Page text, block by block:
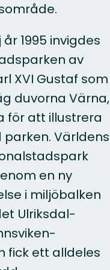
år 1995 invigdes
av
XVI Gustaf som
duvorna Värna,
för att illustrera
Världens
en ny
i miljöbalken
Ulriksdal-
fick ett alldeles